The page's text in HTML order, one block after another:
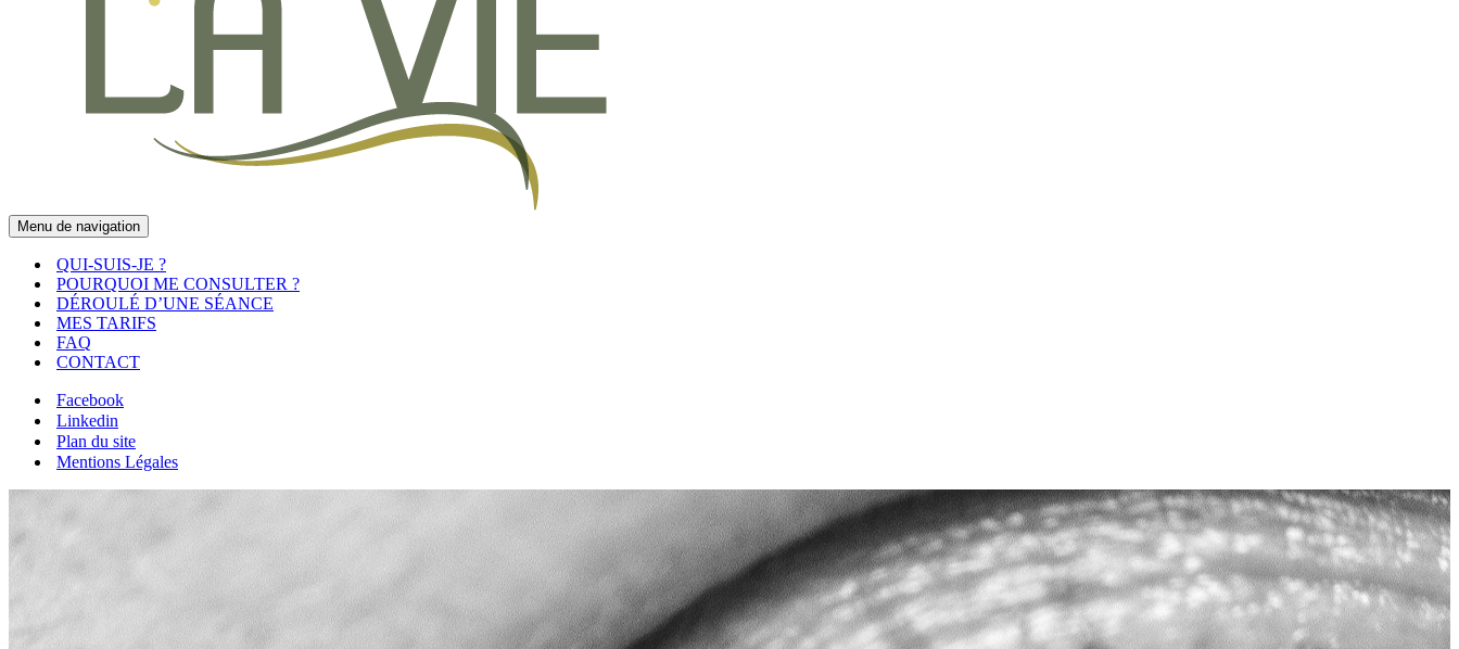
Menu de navigation
QUI-SUIS-JE ?
POURQUOI ME CONSULTER ?
DÉROULÉ D’UNE SÉANCE
MES TARIFS
FAQ
CONTACT
Facebook
Linkedin
Plan du site
Mentions Légales